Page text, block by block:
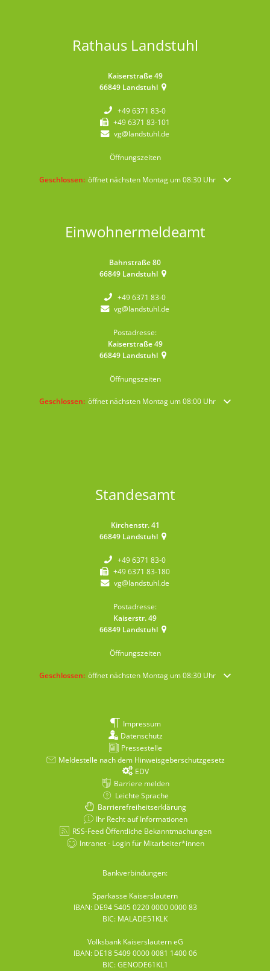
Rathaus Landstuhl
Kaiserstraße 49
66849 Landstuhl
+49 6371 83-0
+49 6371 83-101
vg@landstuhl.de
Öffnungszeiten
Klicken, um weitere Öffnungs- oder Schließzeiten auszublenden
Geschlossen: öffnet nächsten Montag um 08:30 Uhr
Einwohnermeldeamt
Bahnstraße 80
66849 Landstuhl
+49 6371 83-0
vg@landstuhl.de
Postadresse:
Kaiserstraße 49
66849 Landstuhl
Öffnungszeiten
Klicken, um weitere Öffnungs- oder Schließzeiten auszublenden
Geschlossen: öffnet nächsten Montag um 08:00 Uhr
Standesamt
Kirchenstr. 41
66849 Landstuhl
+49 6371 83-0
+49 6371 83-180
vg@landstuhl.de
Postadresse:
Kaiserstr. 49
66849 Landstuhl
Öffnungszeiten
Klicken, um weitere Öffnungs- oder Schließzeiten auszublenden
Geschlossen: öffnet nächsten Montag um 08:30 Uhr
Impressum
Datenschutz
Pressestelle
Meldestelle nach dem Hinweisgeberschutzgesetz
EDV
Barriere melden
Leichte Sprache
Barrierefreiheitserklärung
Ihr Recht auf Informationen
RSS-Feed Öffentliche Bekanntmachungen
Intranet - Login für Mitarbeiter*innen
Bankverbindungen:
Sparkasse Kaiserslautern
IBAN: DE94 5405 0220 0000 0000 83
BIC: MALADE51KLK
Volksbank Kaiserslautern eG
IBAN: DE18 5409 0000 0081 1400 06
BIC: GENODE61KL1